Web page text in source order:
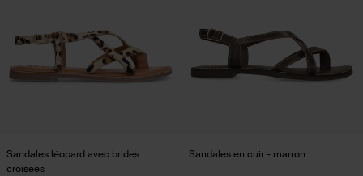
Sandales léopard avec brides
croisées
Sandales en cuir - marron